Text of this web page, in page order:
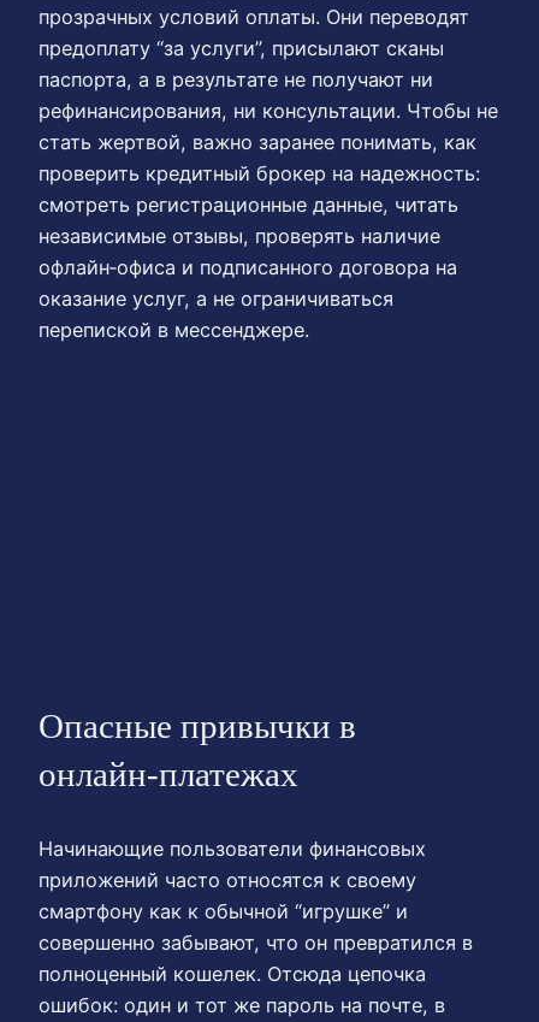
прозрачных условий оплаты. Они переводят
предоплату “за услуги”, присылают сканы
паспорта, а в результате не получают ни
рефинансирования, ни консультации. Чтобы не
стать жертвой, важно заранее понимать, как
проверить кредитный брокер на надежность:
смотреть регистрационные данные, читать
независимые отзывы, проверять наличие
офлайн‑офиса и подписанного договора на
оказание услуг, а не ограничиваться
перепиской в мессенджере.
Опасные привычки в
онлайн‑платежах
Начинающие пользователи финансовых
приложений часто относятся к своему
смартфону как к обычной “игрушке” и
совершенно забывают, что он превратился в
полноценный кошелек. Отсюда цепочка
ошибок: один и тот же пароль на почте, в